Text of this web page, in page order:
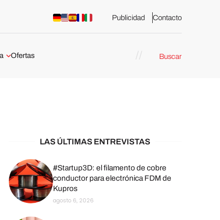
Publicidad Contacto
3D en
Ofertas Buscar
LAS ÚLTIMAS ENTREVISTAS
#Startup3D: el filamento de cobre
conductor para electrónica FDM de
Kupros
agosto 6, 2026